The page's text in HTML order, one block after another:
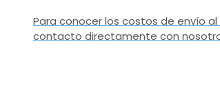
Para conocer los costos de envío
contacto directamente con